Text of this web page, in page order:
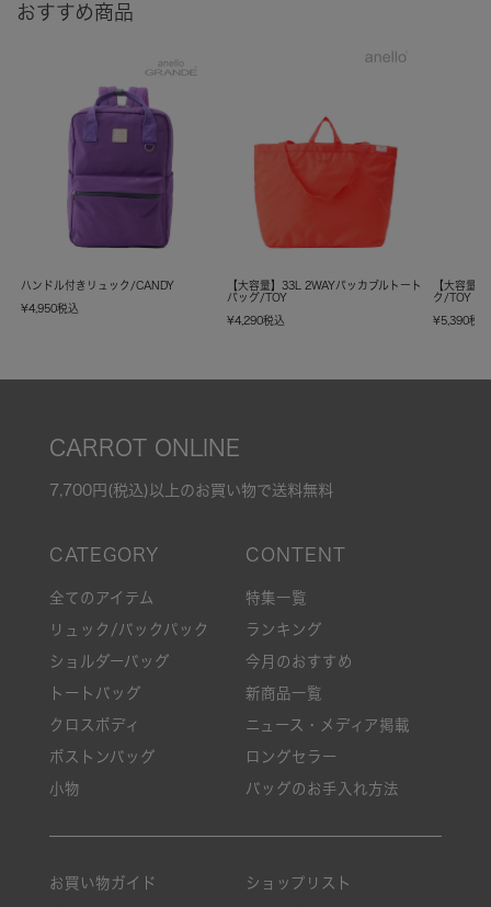
おすすめ商品
ハンドル付きリュック/CANDY
¥4,950税込
【大容量】33L 2WAYパッカブルトート
バッグ/TOY
¥4,290税込
【大容量
ク/TOY
¥5,390税込
CARROT ONLINE
7,700円(税込)以上のお買い物で送料無料
全てのアイテム
リュック/バックパック
ショルダーバッグ
トートバッグ
クロスボディ
ボストンバッグ
小物
特集一覧
ランキング
今月のおすすめ
新商品一覧
ニュース・メディア掲載
ロングセラー
バッグのお手入れ方法
お買い物ガイド ショップリスト